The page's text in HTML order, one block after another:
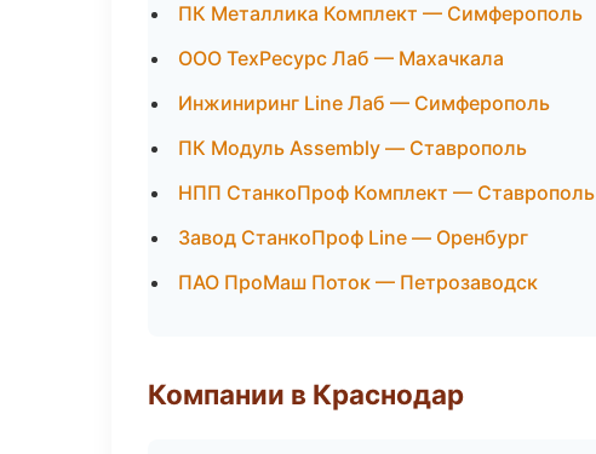
ПК Металлика Комплект — Симферополь
ООО ТехРесурс Лаб — Махачкала
Инжиниринг Line Лаб — Симферополь
ПК Модуль Assembly — Ставрополь
НПП СтанкоПроф Комплект — Ставрополь
Завод СтанкоПроф Line — Оренбург
ПАО ПроМаш Поток — Петрозаводск
Компании в Краснодар